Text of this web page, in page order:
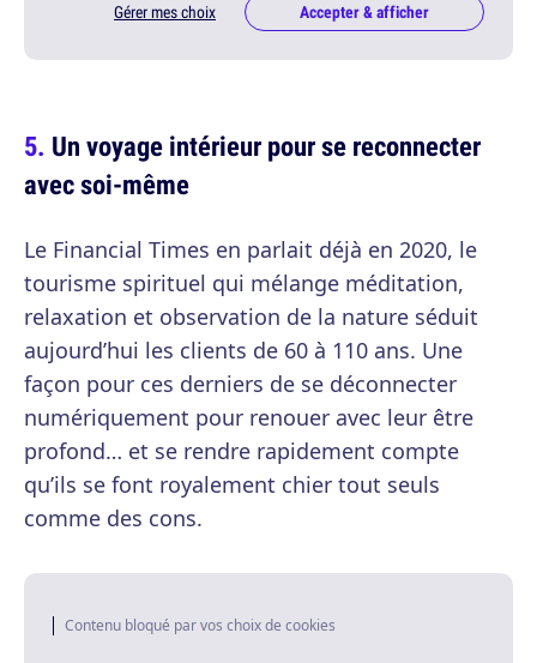
Gérer mes choix Accepter & afficher
Un voyage intérieur pour se reconnecter
avec soi-même
Le Financial Times en parlait déjà en 2020, le
tourisme spirituel qui mélange méditation,
relaxation et observation de la nature séduit
aujourd’hui les clients de 60 à 110 ans. Une
façon pour ces derniers de se déconnecter
numériquement pour renouer avec leur être
profond… et se rendre rapidement compte
qu’ils se font royalement chier tout seuls
comme des cons.
Contenu bloqué par vos choix de cookies